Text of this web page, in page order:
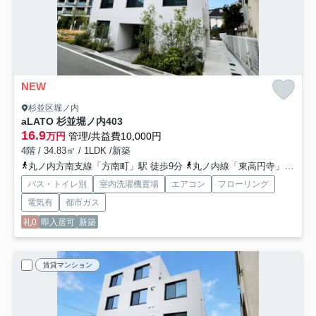
NEW
杉並区堀ノ内
aLATO 杉並堀ノ内403
16.9万円 管理/共益費10,000円
4階 / 34.83㎡ / 1LDK /新築
丸ノ内方南支線「方南町」駅 徒歩9分
丸ノ内線「東高円寺」駅 徒歩18分
バス・トイレ別 室内洗濯機置場 エアコン
フローリング
電気有
都市ガス
礼0 即入居可 新築
賃貸マンション